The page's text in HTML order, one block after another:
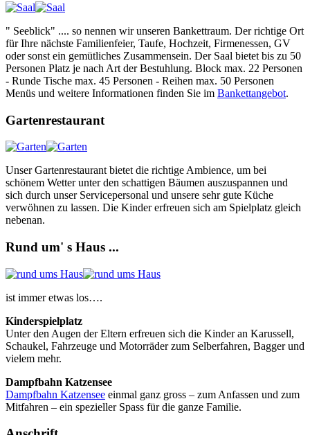
" Seeblick" .... so nennen wir unseren Bankettraum. Der richtige Ort
für Ihre nächste Familienfeier, Taufe, Hochzeit, Firmenessen, GV
oder sonst ein gemütliches Zusammensein. Der Saal bietet bis zu 50
Personen Platz je nach Art der Bestuhlung. Block max. 22 Personen
- Runde Tische max. 45 Personen - Reihen max. 50 Personen
Menüs und weitere Informationen finden Sie im Bankettangebot.
Gartenrestaurant
Unser Gartenrestaurant bietet die richtige Ambience, um bei
schönem Wetter unter den schattigen Bäumen auszuspannen und
sich durch unser Servicepersonal und unsere sehr gute Küche
verwöhnen zu lassen. Die Kinder erfreuen sich am Spielplatz gleich
nebenan.
Rund um' s Haus ...
ist immer etwas los….
Kinderspielplatz
Unter den Augen der Eltern erfreuen sich die Kinder an Karussell,
Schaukel, Fahrzeuge und Motorräder zum Selberfahren, Bagger und
vielem mehr.
Dampfbahn Katzensee
Dampfbahn Katzensee einmal ganz gross – zum Anfassen und zum
Mitfahren – ein spezieller Spass für die ganze Familie.